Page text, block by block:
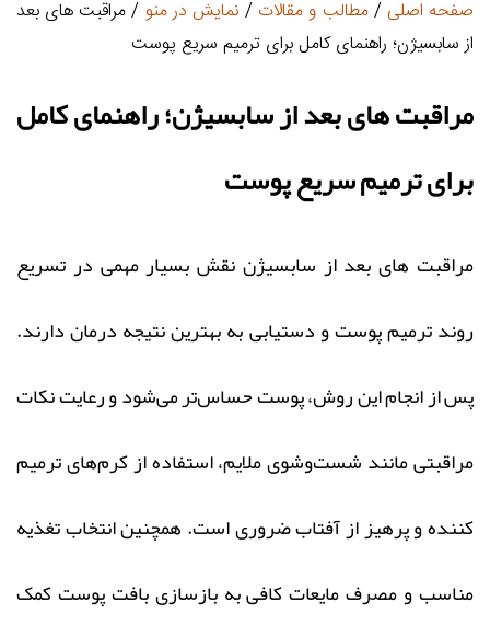
صفحه اصلی /مطالب و مقالات / نمايش در منو / مراقبت های بعد
از سابسیژن؛ راهنمای کامل برای ترمیم سریع پوست
مراقبت های بعد از سابسیژن؛ راهنمای کامل
برای ترمیم سریع پوست
مراقبت‌ های بعد از سابسیژن نقش بسیار مهمی در تسریع
روند ترمیم پوست و دستیابی به بهترین نتیجه درمان دارند.
پس از انجام این روش، پوست حساس‌تر می‌شود و رعایت نکات
مراقبتی مانند شست‌وشوی ملایم، استفاده از کرم‌های ترمیم‌
کننده و پرهیز از آفتاب ضروری است. همچنین انتخاب تغذیه
مناسب و مصرف مایعات کافی به بازسازی بافت پوست کمک